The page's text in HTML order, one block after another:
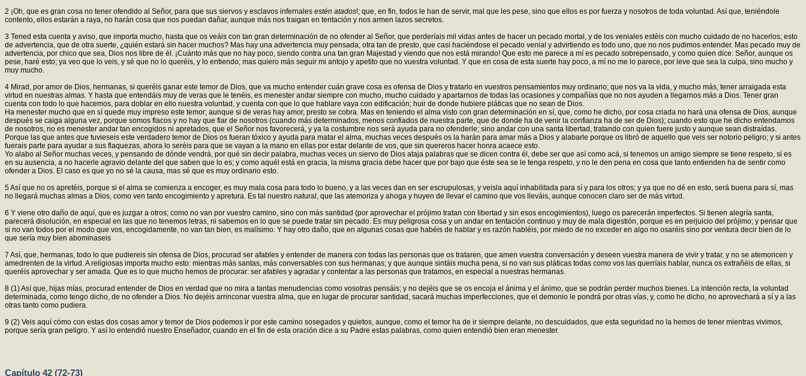
2 ¡Oh, que es gran cosa no tener ofendido al Señor, para que sus siervos y esclavos infernales estén atados!; que, en fin, todos le han de servir, mal que les pese, sino que ellos es por fuerza y nosotros de toda voluntad. Así que, teniéndole
contento, ellos estarán a raya, no harán cosa que nos puedan dañar, aunque más nos traigan en tentación y nos armen lazos secretos.
3 Tened esta cuenta y aviso, que importa mucho, hasta que os veáis con tan gran determinación de no ofender al Señor, que perderíais mil vidas antes de hacer un pecado mortal, y de los veniales estéis con mucho cuidado de no hacerlos; esto
de advertencia, que de otra suerte, ¿quién estará sin hacer muchos? Mas hay una advertencia muy pensada; otra tan de presto, que casi haciéndose el pecado venial y advirtiendo es todo uno, que no nos pudimos entender. Mas pecado muy de
advertencia, por chico que sea, Dios nos libre de él. ¡Cuánto más que no hay poco, siendo contra una tan gran Majestad y viendo que nos está mirando! Que esto me parece a mí es pecado sobrepensado, y como quien dice: Señor, aunque os
pese, haré esto; ya veo que lo veis, y sé que no lo queréis, y lo entiendo; mas quiero más seguir mi antojo y apetito que no vuestra voluntad. Y que en cosa de esta suerte hay poco, a mí no me lo parece, por leve que sea la culpa, sino mucho y
muy mucho.
4 Mirad, por amor de Dios, hermanas, si queréis ganar este temor de Dios, que va mucho entender cuán grave cosa es ofensa de Dios y tratarlo en vuestros pensamientos muy ordinario; que nos va la vida, y mucho más, tener arraigada esta
virtud en nuestras almas. Y hasta que entendáis muy de veras que le tenéis, es menester andar siempre con mucho, mucho cuidado y apartarnos de todas las ocasiones y compañías que no nos ayuden a llegarnos más a Dios. Tener gran
cuenta con todo lo que hacemos, para doblar en ello nuestra voluntad, y cuenta con que lo que hablare vaya con edificación; huir de donde hubiere pláticas que no sean de Dios.
Ha menester mucho que en sí quede muy impreso este temor; aunque si de veras hay amor, presto se cobra. Mas en teniendo el alma visto con gran determinación en sí, que, como he dicho, por cosa criada no hará una ofensa de Dios, aunque
después se caiga alguna vez, porque somos flacos y no hay que fiar de nosotros (cuando más determinados, menos confiados de nuestra parte, que de donde ha de venir la confianza ha de ser de Dios); cuando esto que he dicho entendamos
de nosotros, no es menester andar tan encogidos ni apretados, que el Señor nos favorecerá, y ya la costumbre nos será ayuda para no ofenderle; sino andar con una santa libertad, tratando con quien fuere justo y aunque sean distraídas.
Porque las que antes que tuvieseis este verdadero temor de Dios os fueran tóxico y ayuda para matar el alma, muchas veces después os la harán para amar más a Dios y alabarle porque os libró de aquello que veis ser notorio peligro; y si antes
fuerais parte para ayudar a sus flaquezas, ahora lo seréis para que se vayan a la mano en ellas por estar delante de vos, que sin quereros hacer honra acaece esto.
Yo alabo al Señor muchas veces, y pensando de dónde vendrá, por qué sin decir palabra, muchas veces un siervo de Dios ataja palabras que se dicen contra él, debe ser que así como acá, si tenemos un amigo siempre se tiene respeto, si es
en su ausencia, a no hacerle agravio delante del que saben que lo es; y como aquél está en gracia, la misma gracia debe hacer que por bajo que éste sea se le tenga respeto, y no le den pena en cosa que tanto entienden ha de sentir como
ofender a Dios. El caso es que yo no sé la causa, mas sé que es muy ordinario esto.
5 Así que no os apretéis, porque si el alma se comienza a encoger, es muy mala cosa para todo lo bueno, y a las veces dan en ser escrupulosas, y veisla aquí inhabilitada para sí y para los otros; y ya que no dé en esto, será buena para sí, mas
no llegará muchas almas a Dios, como ven tanto encogimiento y apretura. Es tal nuestro natural, que las atemoriza y ahoga y huyen de llevar el camino que vos lleváis, aunque conocen claro ser de más virtud.
6 Y viene otro daño de aquí, que es juzgar a otros; como no van por vuestro camino, sino con más santidad (por aprovechar el prójimo tratan con libertad y sin esos encogimientos), luego os parecerán imperfectos. Si tienen alegría santa,
parecerá disolución, en especial en las que no tenemos letras, ni sabemos en lo que se puede tratar sin pecado. Es muy peligrosa cosa y un andar en tentación continuo y muy de mala digestión, porque es en perjuicio del prójimo; y pensar que
si no van todos por el modo que vos, encogidamente, no van tan bien, es malísimo. Y hay otro daño, que en algunas cosas que habéis de hablar y es razón habléis, por miedo de no exceder en algo no osaréis sino por ventura decir bien de lo
que sería muy bien abominaseis
7 Así, que, hermanas, todo lo que pudiereis sin ofensa de Dios, procurad ser afables y entender de manera con todas las personas que os trataren, que amen vuestra conversación y deseen vuestra manera de vivir y tratar, y no se atemoricen y
amedrenten de la virtud. A religiosas importa mucho esto: mientras más santas, más conversables con sus hermanas; y que aunque sintáis mucha pena, si no van sus pláticas todas como vos las querríais hablar, nunca os extrañéis de ellas, si
queréis aprovechar y ser amada. Que es lo que mucho hemos de procurar: ser afables y agradar y contentar a las personas que tratamos, en especial a nuestras hermanas.
8 (1) Así que, hijas mías, procurad entender de Dios en verdad que no mira a tantas menudencias como vosotras pensáis; y no dejéis que se os encoja el ánima y el ánimo, que se podrán perder muchos bienes. La intención recta, la voluntad
determinada, como tengo dicho, de no ofender a Dios. No dejéis arrinconar vuestra alma, que en lugar de procurar santidad, sacará muchas imperfecciones, que el demonio le pondrá por otras vías, y, como he dicho, no aprovechará a sí y a las
otras tanto como pudiera.
9 (2) Veis aquí cómo con estas dos cosas amor y temor de Dios podemos ir por este camino sosegados y quietos, aunque, como el temor ha de ir siempre delante, no descuidados, que esta seguridad no la hemos de tener mientras vivimos,
porque sería gran peligro. Y así lo entendió nuestro Enseñador, cuando en el fin de esta oración dice a su Padre estas palabras, como quien entendió bien eran menester.
Capítulo 42 (72-73)